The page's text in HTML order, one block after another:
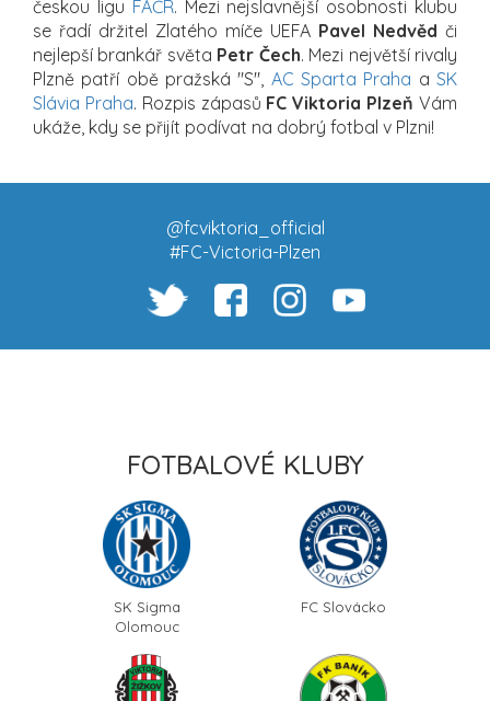
českou ligu FAČR. Mezi nejslavnější osobnosti klubu
se řadí držitel Zlatého míče UEFA Pavel Nedvěd či
nejlepší brankář světa Petr Čech. Mezi největší rivaly
Plzně patří obě pražská "S", AC Sparta Praha aSK
Slávia Praha. Rozpis zápasů FC Viktoria Plzeň Vám
ukáže, kdy se přijít podívat na dobrý fotbal v Plzni!
@fcviktoria_official
#FC-Victoria-Plzen
FOTBALOVÉ KLUBY
SK Sigma
Olomouc
FC Slovácko